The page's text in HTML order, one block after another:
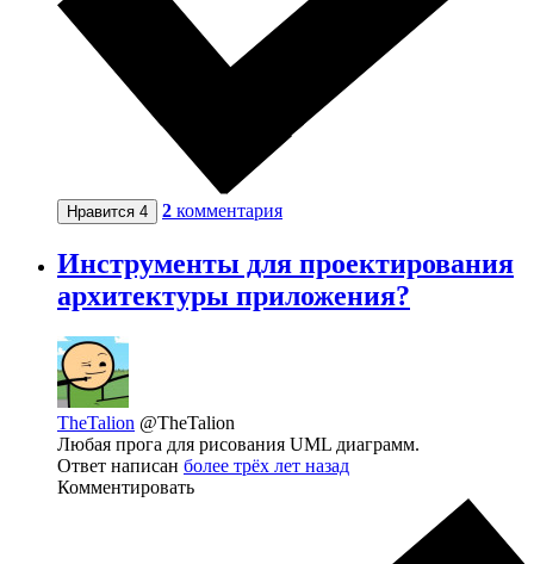
Нравится 4 2 комментария
Инструменты для проектирования
архитектуры приложения?
TheTalion @TheTalion
Любая прога для рисования UML диаграмм.
Ответ написан более трёх лет назад
Комментировать